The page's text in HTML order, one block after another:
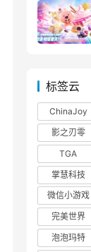
标签云
ChinaJoy
影之刃零
TGA
掌慧科技
微信小游戏
完美世界
泡泡玛特